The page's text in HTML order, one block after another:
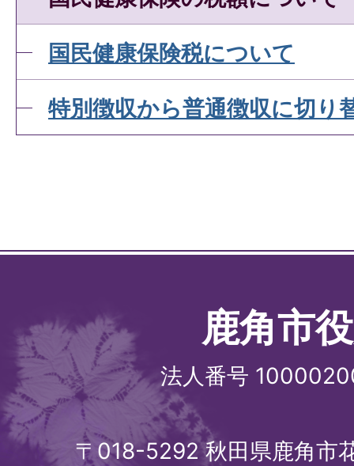
国民健康保険税について
特別徴収から普通徴収に切り
鹿角市
法人番号
〒018-5292 秋田県鹿角市